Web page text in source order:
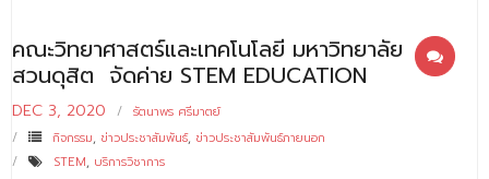
คณะวิทยาศาสตร์และเทคโนโลยี มหาวิทยาลัย
สวนดุสิต จัดค่าย STEM EDUCATION
DEC 3, 2020
รัตนาพร ศรีมาตย์
กิจกรรม, ข่าวประชาสัมพันธ์, ข่าวประชาสัมพันธ์ภายนอก
STEM, บริการวิชาการ